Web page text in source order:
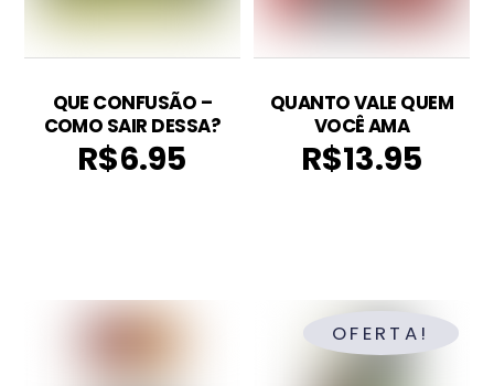
QUE CONFUSÃO –
COMO SAIR DESSA?
R$6.95
QUANTO VALE QUEM
VOCÊ AMA
R$13.95
OFERTA!